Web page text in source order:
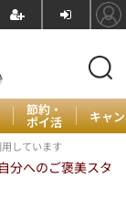
節約・
ポイ活 キャ
しています
分へのご褒美スタ